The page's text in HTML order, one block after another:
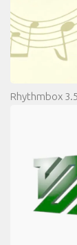
Rhythmbox